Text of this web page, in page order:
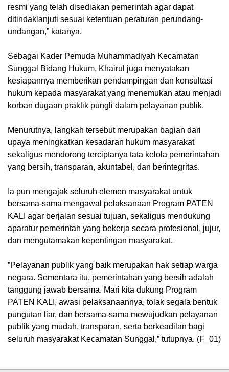
resmi yang telah disediakan pemerintah agar dapat
ditindaklanjuti sesuai ketentuan peraturan perundang-
undangan,” katanya.
‎Sebagai Kader Pemuda Muhammadiyah Kecamatan
Sunggal Bidang Hukum, Khairul juga menyatakan
kesiapannya memberikan pendampingan dan konsultasi
hukum kepada masyarakat yang menemukan atau menjadi
korban dugaan praktik pungli dalam pelayanan publik.
‎Menurutnya, langkah tersebut merupakan bagian dari
upaya meningkatkan kesadaran hukum masyarakat
sekaligus mendorong terciptanya tata kelola pemerintahan
yang bersih, transparan, akuntabel, dan berintegritas.
‎Ia pun mengajak seluruh elemen masyarakat untuk
bersama-sama mengawal pelaksanaan Program PATEN
KALI agar berjalan sesuai tujuan, sekaligus mendukung
aparatur pemerintah yang bekerja secara profesional, jujur,
dan mengutamakan kepentingan masyarakat.
‎”Pelayanan publik yang baik merupakan hak setiap warga
negara. Sementara itu, pemerintahan yang bersih adalah
tanggung jawab bersama. Mari kita dukung Program
PATEN KALI, awasi pelaksanaannya, tolak segala bentuk
pungutan liar, dan bersama-sama mewujudkan pelayanan
publik yang mudah, transparan, serta berkeadilan bagi
seluruh masyarakat Kecamatan Sunggal,” tutupnya. (F_01)